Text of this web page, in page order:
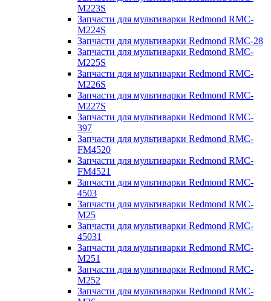
M223S
Запчасти для мультиварки Redmond RMC-
M224S
Запчасти для мультиварки Redmond RMC-28
Запчасти для мультиварки Redmond RMC-
M225S
Запчасти для мультиварки Redmond RMC-
M226S
Запчасти для мультиварки Redmond RMC-
M227S
Запчасти для мультиварки Redmond RMC-
397
Запчасти для мультиварки Redmond RMC-
FM4520
Запчасти для мультиварки Redmond RMC-
FM4521
Запчасти для мультиварки Redmond RMC-
4503
Запчасти для мультиварки Redmond RMC-
M25
Запчасти для мультиварки Redmond RMC-
45031
Запчасти для мультиварки Redmond RMC-
M251
Запчасти для мультиварки Redmond RMC-
M252
Запчасти для мультиварки Redmond RMC-